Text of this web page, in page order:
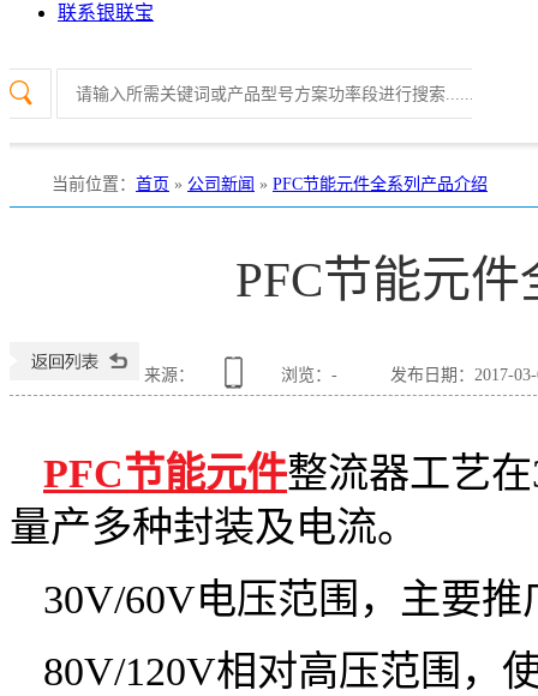
联系银联宝
深圳市银联宝电子 银联宝电子有限公司
当前位置 ： 首页 » 公司新闻 » PFC节能元件全系列产品介绍
PFC节能元
来源： 浏览： - 发布日期：2017-
PFC节能元件整流器工艺
量产多种封装及电流。
30V/60V电压范围，主要推
80V/120V相对高压范围，